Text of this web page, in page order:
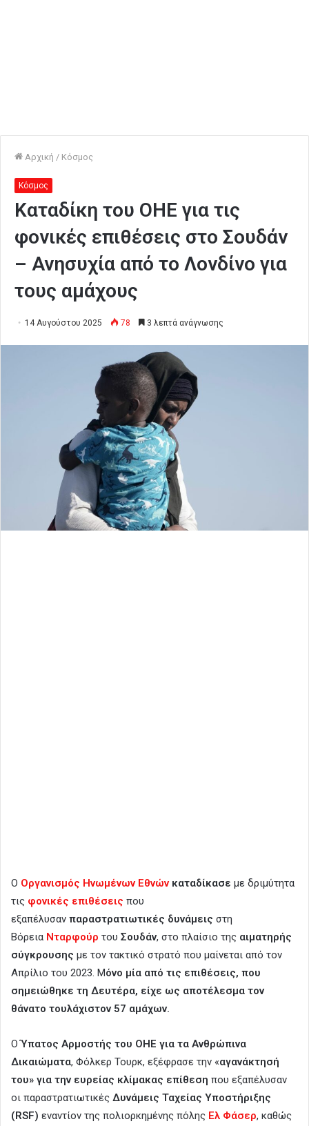
Αρχική / Κόσμος
Κόσμος
Καταδίκη του ΟΗΕ για τις
φονικές επιθέσεις στο Σουδάν
– Ανησυχία από το Λονδίνο για
τους αμάχους
14 Αυγούστου 2025 78 3 λεπτά ανάγνωσης
Ο Οργανισμός Ηνωμένων Εθνώνκαταδίκασε με δριμύτητα
τις φονικές επιθέσεις που
εξαπέλυσαν παραστρατιωτικές δυνάμεις στη
Βόρεια Νταρφούρ του Σουδάν, στο πλαίσιο της αιματηρής
σύγκρουσης με τον τακτικό στρατό που μαίνεται από τον
Απρίλιο του 2023. Μόνο μία από τις επιθέσεις, που
σημειώθηκε τη Δευτέρα, είχε ως αποτέλεσμα τον
θάνατο τουλάχιστον 57 αμάχων.
ΟΎπατος Αρμοστής του ΟΗΕ για τα Ανθρώπινα
Δικαιώματα, Φόλκερ Τουρκ, εξέφρασε την «αγανάκτησή
του» για την ευρείας κλίμακας επίθεση που εξαπέλυσαν
οι παραστρατιωτικές Δυνάμεις Ταχείας Υποστήριξης
(RSF) εναντίον της πολιορκημένης πόλης Ελ Φάσερ, καθώς